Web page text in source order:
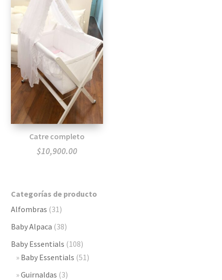
Catre completo
$10,900.00
Categorías de producto
Alfombras (31)
Baby Alpaca (38)
Baby Essentials (108)
Baby Essentials (51)
Guirnaldas (3)